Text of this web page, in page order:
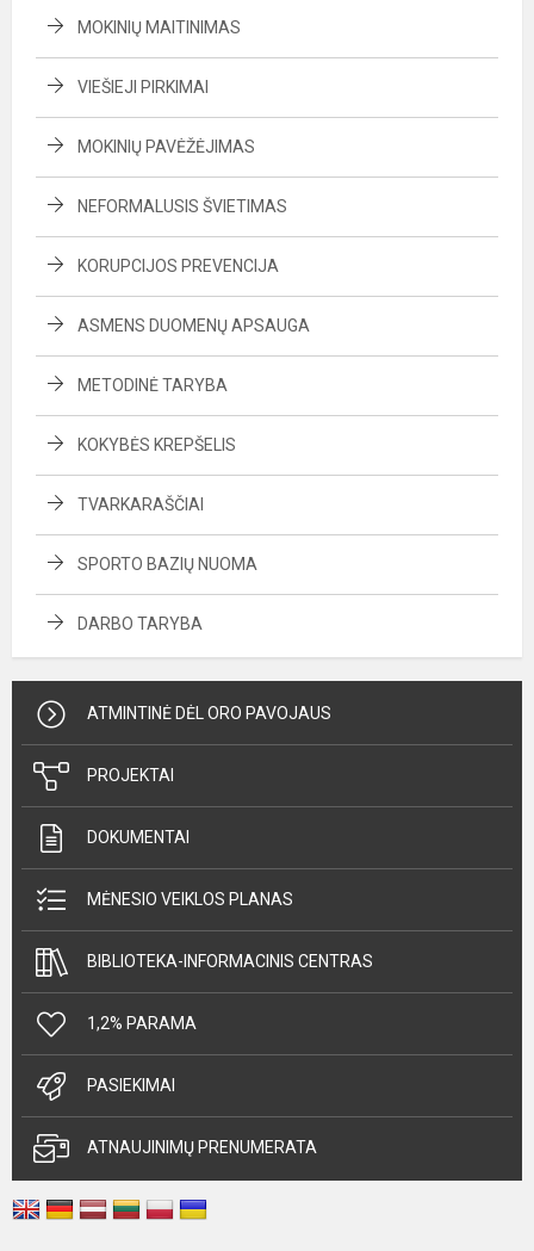
MOKINIŲ MAITINIMAS
VIEŠIEJI PIRKIMAI
MOKINIŲ PAVĖŽĖJIMAS
NEFORMALUSIS ŠVIETIMAS
KORUPCIJOS PREVENCIJA
ASMENS DUOMENŲ APSAUGA
METODINĖ TARYBA
KOKYBĖS KREPŠELIS
TVARKARAŠČIAI
SPORTO BAZIŲ NUOMA
DARBO TARYBA
ATMINTINĖ DĖL ORO PAVOJAUS
PROJEKTAI
DOKUMENTAI
MĖNESIO VEIKLOS PLANAS
BIBLIOTEKA-INFORMACINIS CENTRAS
1,2% PARAMA
PASIEKIMAI
ATNAUJINIMŲ PRENUMERATA